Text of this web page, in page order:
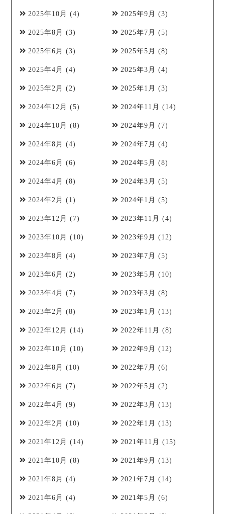
2025年10月 (4) 2025年9月 (3)
2025年8月 (3) 2025年7月 (5)
2025年6月 (3) 2025年5月 (8)
2025年4月 (4) 2025年3月 (4)
2025年2月 (2) 2025年1月 (3)
2024年12月 (5) 2024年11月 (14)
2024年10月 (8) 2024年9月 (7)
2024年8月 (4) 2024年7月 (4)
2024年6月 (6) 2024年5月 (8)
2024年4月 (8) 2024年3月 (5)
2024年2月 (1) 2024年1月 (5)
2023年12月 (7) 2023年11月 (4)
2023年10月 (10) 2023年9月 (12)
2023年8月 (4) 2023年7月 (5)
2023年6月 (2) 2023年5月 (10)
2023年4月 (7) 2023年3月 (8)
2023年2月 (8) 2023年1月 (13)
2022年12月 (14) 2022年11月 (8)
2022年10月 (10) 2022年9月 (12)
2022年8月 (10) 2022年7月 (6)
2022年6月 (7) 2022年5月 (2)
2022年4月 (9) 2022年3月 (13)
2022年2月 (10) 2022年1月 (13)
2021年12月 (14) 2021年11月 (15)
2021年10月 (8) 2021年9月 (13)
2021年8月 (4) 2021年7月 (14)
2021年6月 (4) 2021年5月 (6)